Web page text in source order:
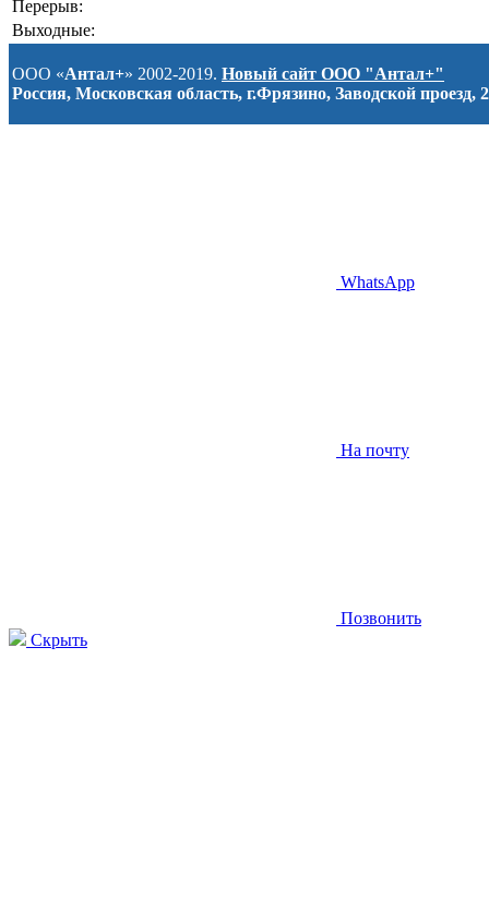
Перерыв:
Выходные:
ООО «Антал+» 2002-2019. Новый сайт ООО "Антал+"
Россия, Московская область, г.Фрязино, Заводской проезд, 2
WhatsApp
На почту
Позвонить
Скрыть